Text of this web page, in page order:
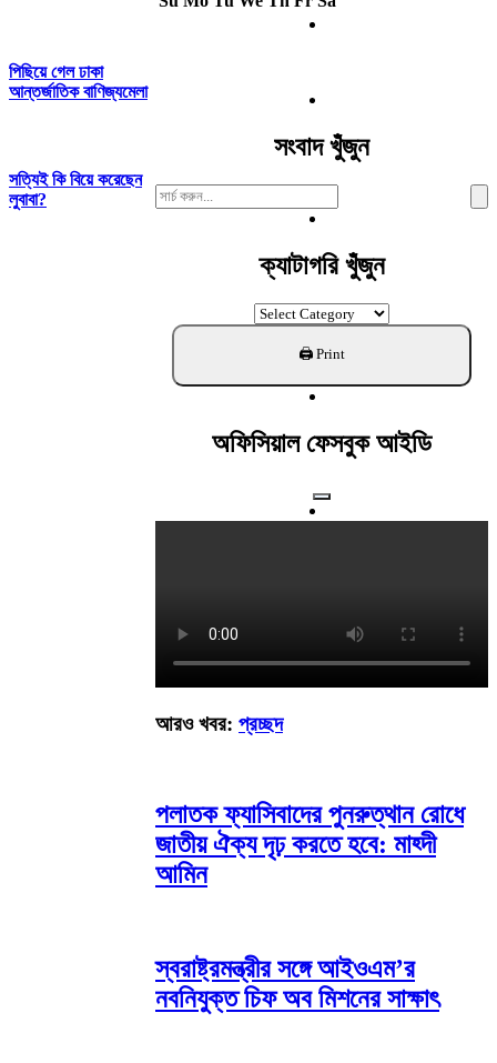
পিছিয়ে গেল ঢাকা
আন্তর্জাতিক বাণিজ্যমেলা
সত্যিই কি বিয়ে করেছেন
লুবাবা?
সংবাদ খুঁজুন
Search
For:
ক্যাটাগরি খুঁজুন
ক্যাটাগরি
খুঁজুন
অফিসিয়াল ফেসবুক আইডি
আরও খবর: প্রচ্ছদ
পলাতক ফ্যাসিবাদের পুনরুত্থান রোধে
জাতীয় ঐক্য দৃঢ় করতে হবে: মাহ্দী
আমিন
স্বরাষ্ট্রমন্ত্রীর সঙ্গে আইওএম’র
নবনিযুক্ত চিফ অব মিশনের সাক্ষাৎ